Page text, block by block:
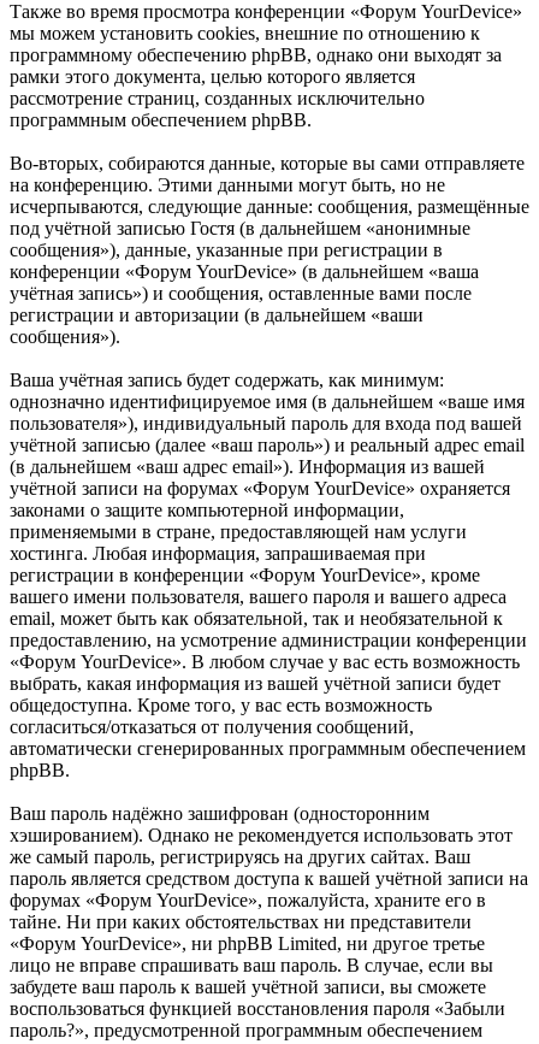
Также во время просмотра конференции «Форум YourDevice»
мы можем установить cookies, внешние по отношению к
программному обеспечению phpBB, однако они выходят за
рамки этого документа, целью которого является
рассмотрение страниц, созданных исключительно
программным обеспечением phpBB.
Во-вторых, собираются данные, которые вы сами отправляете
на конференцию. Этими данными могут быть, но не
исчерпываются, следующие данные: сообщения, размещённые
под учётной записью Гостя (в дальнейшем «анонимные
сообщения»), данные, указанные при регистрации в
конференции «Форум YourDevice» (в дальнейшем «ваша
учётная запись») и сообщения, оставленные вами после
регистрации и авторизации (в дальнейшем «ваши
сообщения»).
Ваша учётная запись будет содержать, как минимум:
однозначно идентифицируемое имя (в дальнейшем «ваше имя
пользователя»), индивидуальный пароль для входа под вашей
учётной записью (далее «ваш пароль») и реальный адрес email
(в дальнейшем «ваш адрес email»). Информация из вашей
учётной записи на форумах «Форум YourDevice» охраняется
законами о защите компьютерной информации,
применяемыми в стране, предоставляющей нам услуги
хостинга. Любая информация, запрашиваемая при
регистрации в конференции «Форум YourDevice», кроме
вашего имени пользователя, вашего пароля и вашего адреса
email, может быть как обязательной, так и необязательной к
предоставлению, на усмотрение администрации конференции
«Форум YourDevice». В любом случае у вас есть возможность
выбрать, какая информация из вашей учётной записи будет
общедоступна. Кроме того, у вас есть возможность
согласиться/отказаться от получения сообщений,
автоматически сгенерированных программным обеспечением
phpBB.
Ваш пароль надёжно зашифрован (односторонним
хэшированием). Однако не рекомендуется использовать этот
же самый пароль, регистрируясь на других сайтах. Ваш
пароль является средством доступа к вашей учётной записи на
форумах «Форум YourDevice», пожалуйста, храните его в
тайне. Ни при каких обстоятельствах ни представители
«Форум YourDevice», ни phpBB Limited, ни другое третье
лицо не вправе спрашивать ваш пароль. В случае, если вы
забудете ваш пароль к вашей учётной записи, вы сможете
воспользоваться функцией восстановления пароля «Забыли
пароль?», предусмотренной программным обеспечением